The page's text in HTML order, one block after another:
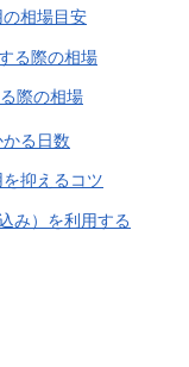
相場目安
る際の相場
際の相場
る日数
抑えるコツ
み）を利用する